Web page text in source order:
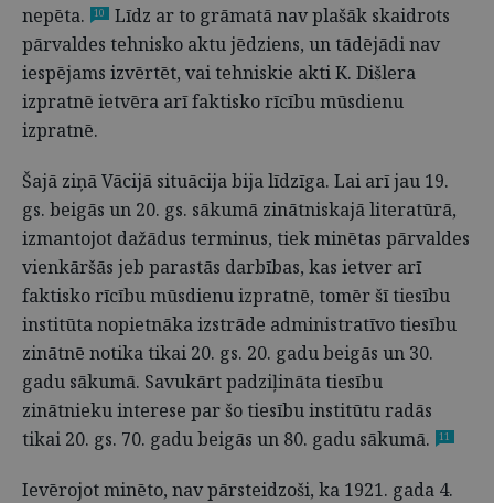
nepēta.
10
Līdz ar to grāmatā nav plašāk skaidrots
pārvaldes tehnisko aktu jēdziens, un tādējādi nav
iespējams izvērtēt, vai tehniskie akti K. Dišlera
izpratnē ietvēra arī faktisko rīcību mūsdienu
izpratnē.
Šajā ziņā Vācijā situācija bija līdzīga. Lai arī jau 19.
gs. beigās un 20. gs. sākumā zinātniskajā literatūrā,
izmantojot dažādus terminus, tiek minētas pārvaldes
vienkāršās jeb parastās darbības, kas ietver arī
faktisko rīcību mūsdienu izpratnē, tomēr šī tiesību
institūta nopietnāka izstrāde administratīvo tiesību
zinātnē notika tikai 20. gs. 20. gadu beigās un 30.
gadu sākumā. Savukārt padziļināta tiesību
zinātnieku interese par šo tiesību institūtu radās
tikai 20. gs. 70. gadu beigās un 80. gadu sākumā.
11
Ievērojot minēto, nav pārsteidzoši, ka 1921. gada 4.